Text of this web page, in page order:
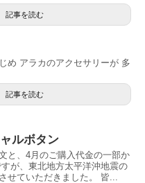
記事を読む
め アラカのアクセサリーが 多
記事を読む
ルボタン
と、4月のご購入代金の一部か
が、東北地方太平洋沖地震の
せていただきました。 皆...